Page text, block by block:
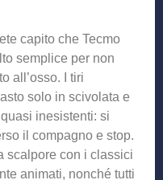
capito che Tecmo
semplice per non
all’osso. I tiri
solo in scivolata e
inesistenti: si
il compagno e stop.
scalpore con i classici
animati, nonché tutti